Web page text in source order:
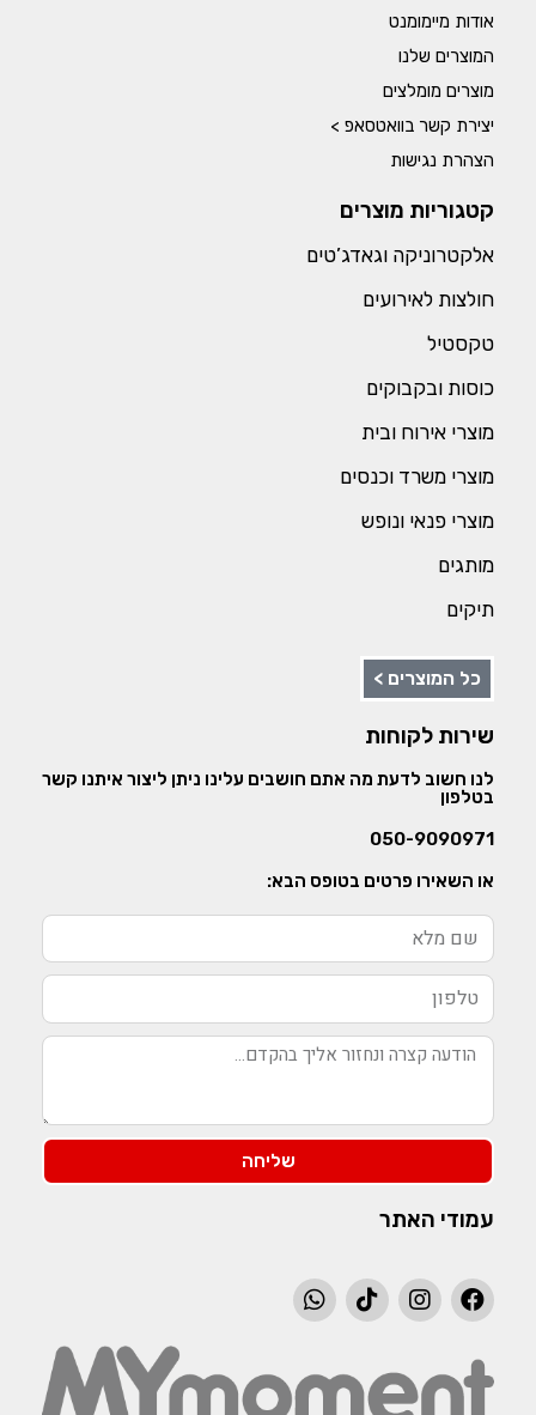
אודות מיימומנט
המוצרים שלנו
מוצרים מומלצים
יצירת קשר בוואטסאפ >
הצהרת נגישות
קטגוריות מוצרים
אלקטרוניקה וגאדג’טים
חולצות לאירועים
טקסטיל
כוסות ובקבוקים
מוצרי אירוח ובית
מוצרי משרד וכנסים
מוצרי פנאי ונופש
מותגים
תיקים
כל המוצרים >
שירות לקוחות
לנו חשוב לדעת מה אתם חושבים עלינו ניתן ליצור איתנו קשר
בטלפון
050-9090971
או השאירו פרטים בטופס הבא:
שליחה
עמודי האתר